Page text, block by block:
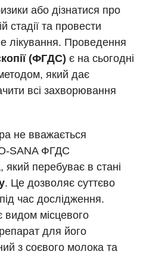
або дізнатися про
стадії та провести
лікування. Проведення
(ФГДС) є на сьогодні
який дає
всі захворювання
не вважається
SANA ФГДС
який перебуває в стані
. Це дозволяє суттєво
час дослідження.
місцевого
для його
з соєвого молока та